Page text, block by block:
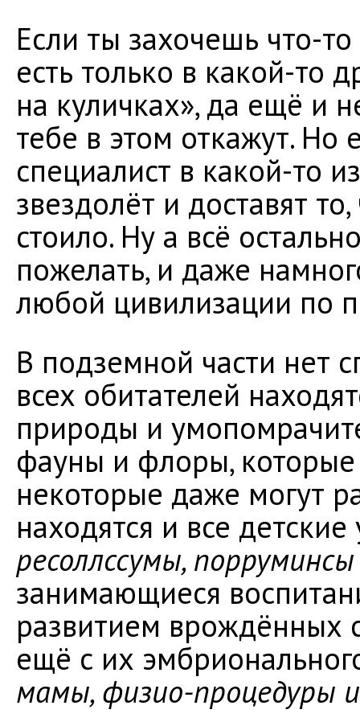
Если ты захочешь что-
есть только в какой-то
на куличках», да ещё и
тебе в этом откажут.
специалист в какой-то
звездолёт и доставят
стоило. Ну а всё
пожелать, и даже
любой цивилизации по
В подземной части нет
всех обитателей
природы и
фауны и флоры, которые
некоторые даже могут
находятся и все
ресоллссумы,
занимающиеся
развитием врождённых
ещё с их
мамы, физио-процедуры